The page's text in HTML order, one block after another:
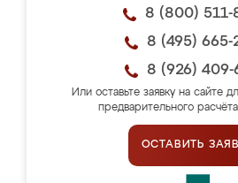
8 (800) 511-
8 (495) 665-
8 (926) 409-
Или оставьте заявку на сайте
предварительного
ОСТАВИТЬ